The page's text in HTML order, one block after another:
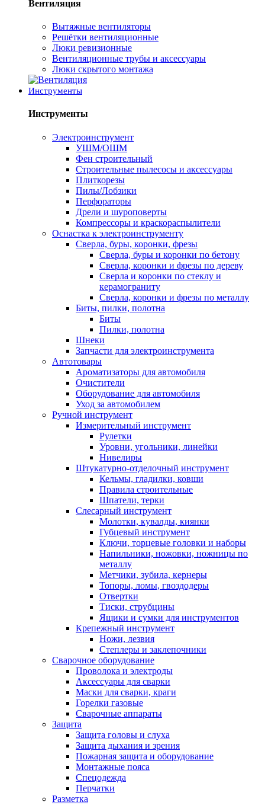
Вентиляция
Вытяжные вентиляторы
Решётки вентиляционные
Люки ревизионные
Вентиляционные трубы и аксессуары
Люки скрытого монтажа
Инструменты
Инструменты
Электроинструмент
УШМ/ОШМ
Фен строительный
Строительные пылесосы и аксессуары
Плиткорезы
Пилы/Лобзики
Перфораторы
Дрели и шуроповерты
Компрессоры и краскораспылители
Оснастка к электроинструменту
Сверла, буры, коронки, фрезы
Сверла, буры и коронки по бетону
Сверла, коронки и фрезы по дереву
Сверла и коронки по стеклу и
керамограниту
Сверла, коронки и фрезы по металлу
Биты, пилки, полотна
Биты
Пилки, полотна
Шнеки
Запчасти для электроинструмента
Автотовары
Ароматизаторы для автомобиля
Очистители
Оборудование для автомобиля
Уход за автомобилем
Ручной инструмент
Измерительный инструмент
Рулетки
Уровни, угольники, линейки
Нивелиры
Штукатурно-отделочный инструмент
Кельмы, гладилки, ковши
Правила строительные
Шпатели, терки
Слесарный инструмент
Молотки, кувалды, киянки
Губцевый инструмент
Ключи, торцевые головки и наборы
Напильники, ножовки, ножницы по
металлу
Метчики, зубила, кернеры
Топоры, ломы, гвоздодеры
Отвертки
Тиски, струбцины
Ящики и сумки для инструментов
Крепежный инструмент
Ножи, лезвия
Степлеры и заклепочники
Сварочное оборудование
Проволока и электроды
Аксессуары для сварки
Маски для сварки, краги
Горелки газовые
Сварочные аппараты
Защита
Защита головы и слуха
Защита дыхания и зрения
Пожарная защита и оборудование
Монтажные пояса
Спецодежда
Перчатки
Разметка